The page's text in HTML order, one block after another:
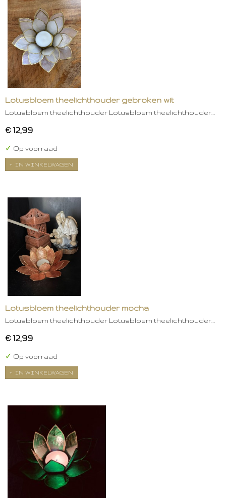
Lotusbloem theelichthouder gebroken wit
Lotusbloem theelichthouder Lotusbloem theelichthouder…
€ 12,99
✓ Op voorraad
IN WINKELWAGEN
Lotusbloem theelichthouder mocha
Lotusbloem theelichthouder Lotusbloem theelichthouder…
€ 12,99
✓ Op voorraad
IN WINKELWAGEN